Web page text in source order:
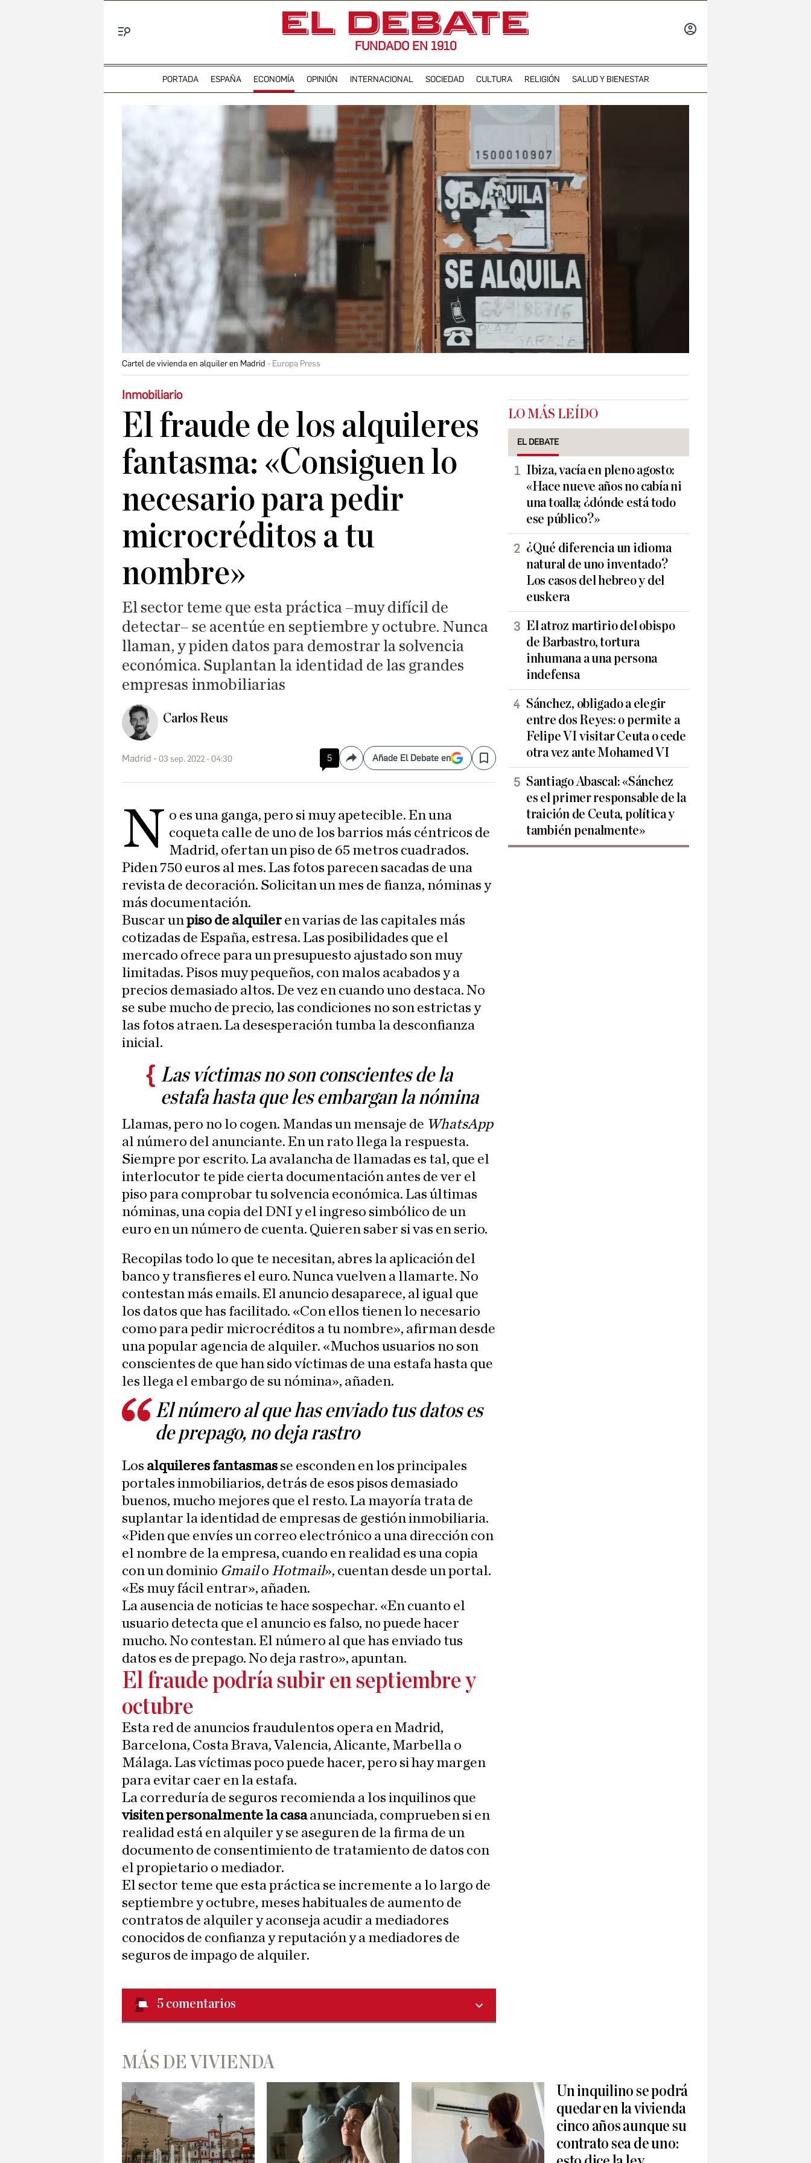
FUNDADO EN 1910
PORTADA ESPAÑA ECONOMÍA OPINIÓN INTERNACIONAL SOCIEDAD CULTURA RELIGIÓN SALUD Y BIENESTAR
Cartel de vivienda en alquiler en Madrid Europa Press
Inmobiliario
El fraude de los alquileres
fantasma: «Consiguen lo
necesario para pedir
microcréditos a tu
nombre»
El sector teme que esta práctica –muy difícil de
detectar– se acentúe en septiembre y octubre. Nunca
llaman, y piden datos para demostrar la solvencia
económica. Suplantan la identidad de las grandes
empresas inmobiliarias
Carlos Reus
Madrid 03 sep. 2022 - 04:30 5 CompartirAñade El Debate en Save
N o es una ganga, pero si muy apetecible. En una
coqueta calle de uno de los barrios más céntricos de
Madrid, ofertan un piso de 65 metros cuadrados.
Piden 750 euros al mes. Las fotos parecen sacadas de una
revista de decoración. Solicitan un mes de fianza, nóminas y
más documentación.
Buscar unpiso de alquiler en varias de las capitales más
cotizadas de España, estresa. Las posibilidades que el
mercado ofrece para un presupuesto ajustado son muy
limitadas. Pisos muy pequeños, con malos acabados y a
precios demasiado altos. De vez en cuando uno destaca. No
se sube mucho de precio, las condiciones no son estrictas y
las fotos atraen. La desesperación tumba la desconfianza
inicial.
Las víctimas no son conscientes de la
estafa hasta que les embargan la nómina
Llamas, pero no lo cogen. Mandas un mensaje de WhatsApp
al número del anunciante. En un rato llega la respuesta.
Siempre por escrito. La avalancha de llamadas es tal, que el
interlocutor te pide cierta documentación antes de ver el
piso para comprobar tu solvencia económica. Las últimas
nóminas, una copia del DNI y el ingreso simbólico de un
euro en un número de cuenta. Quieren saber si vas en serio.
Recopilas todo lo que te necesitan, abres la aplicación del
banco y transfieres el euro. Nunca vuelven a llamarte. No
contestan más emails. El anuncio desaparece, al igual que
los datos que has facilitado. «Con ellos tienen lo necesario
como para pedir microcréditos a tu nombre», afirman desde
una popular agencia de alquiler. «Muchos usuarios no son
conscientes de que han sido víctimas de una estafa hasta que
les llega el embargo de su nómina», añaden.
El número al que has enviado tus datos es
de prepago, no deja rastro
Los alquileres fantasmas se esconden en los principales
portales inmobiliarios, detrás de esos pisos demasiado
buenos, mucho mejores que el resto. La mayoría trata de
suplantar la identidad de empresas de gestión inmobiliaria.
«Piden que envíes un correo electrónico a una dirección con
el nombre de la empresa, cuando en realidad es una copia
con un dominio Gmailo Hotmail», cuentan desde un portal.
«Es muy fácil entrar», añaden.
La ausencia de noticias te hace sospechar. «En cuanto el
usuario detecta que el anuncio es falso, no puede hacer
mucho. No contestan. El número al que has enviado tus
datos es de prepago. No deja rastro», apuntan.
El fraude podría subir en septiembre y
octubre
Esta red de anuncios fraudulentos opera en Madrid,
Barcelona, Costa Brava, Valencia, Alicante, Marbella o
Málaga. Las víctimas poco puede hacer, pero si hay margen
para evitar caer en la estafa.
La correduría de seguros recomienda a los inquilinos que
visiten personalmente la casaanunciada, comprueben si en
realidad está en alquiler y se aseguren de la firma de un
documento de consentimiento de tratamiento de datos con
el propietario o mediador.
El sector teme que esta práctica se incremente a lo largo de
septiembre y octubre, meses habituales de aumento de
contratos de alquiler y aconseja acudir a mediadores
conocidos de confianza y reputación y a mediadores de
seguros de impago de alquiler.
5 comentarios
LO MÁS LEÍDO
EL DEBATE
Ibiza, vacía en pleno agosto:
«Hace nueve años no cabía ni
una toalla; ¿dónde está todo
ese público?»
¿Qué diferencia un idioma
natural de uno inventado?
Los casos del hebreo y del
euskera
El atroz martirio del obispo
de Barbastro, tortura
inhumana a una persona
indefensa
Sánchez, obligado a elegir
entre dos Reyes: o permite a
Felipe VI visitar Ceuta o cede
otra vez ante Mohamed VI
Santiago Abascal: «Sánchez
es el primer responsable de la
traición de Ceuta, política y
también penalmente»
MÁS DE VIVIENDA
Un inquilino se podrá
quedar en la vivienda
cinco años aunque su
contrato sea de uno: